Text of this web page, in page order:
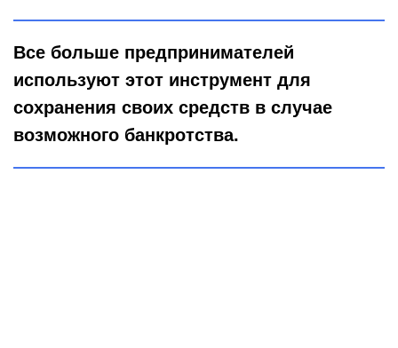
Все больше предпринимателей
используют этот инструмент для
сохранения своих средств в случае
возможного банкротства.